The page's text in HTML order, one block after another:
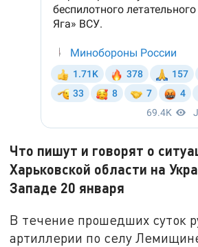
Что пишут и говорят о
Харьковской области на
Западе 20 января
В течение прошедших суток
артиллерии по селу